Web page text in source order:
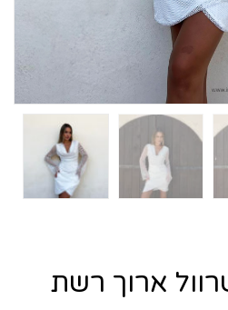
ארוך רשת